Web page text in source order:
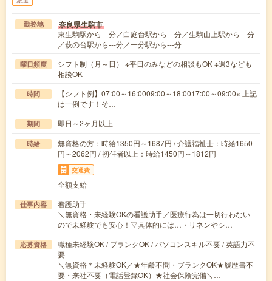
勤務地 奈良県生駒市
東生駒駅から---分／白庭台駅から---分／生駒山上駅から---分
／萩の台駅から---分／一分駅から---分
曜日頻度
シフト制（月～日） ※平日のみなどの相談もOK ※週3なども
相談OK
時間
【シフト例】07:00～16:0009:00～18:0017:00～09:00※ 上記
は一例です！そ…
期間 即日～2ヶ月以上
時給
無資格の方：時給1350円～1687円 / 介護福祉士：時給1650
円～2062円 / 初任者以上：時給1450円～1812円
交通費
全額支給
仕事内容
看護助手
＼無資格・未経験OKの看護助手／医療行為は一切行わない
ので未経験でも安心！▽具体的には…・リネンやシ…
応募資格
職種未経験OK / ブランクOK / パソコンスキル不要 / 英語力不
要
＼無資格＊未経験OK／★年齢不問・ブランクOK★履歴書不
要・来社不要（電話登録OK）★社会保険完備＼…